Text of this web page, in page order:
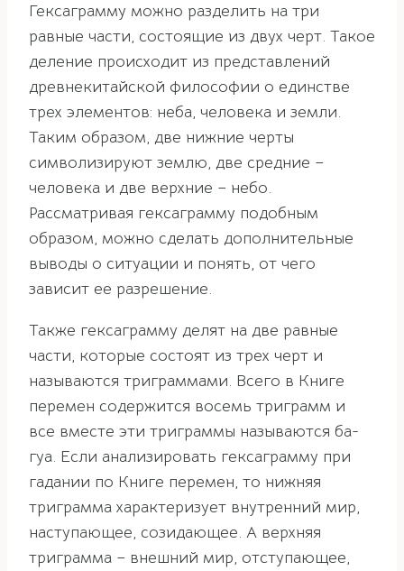
Гексаграмму можно разделить на три
равные части, состоящие из двух черт. Такое
деление происходит из представлений
древнекитайской философии о единстве
трех элементов: неба, человека и земли.
Таким образом, две нижние черты
символизируют землю, две средние –
человека и две верхние – небо.
Рассматривая гексаграмму подобным
образом, можно сделать дополнительные
выводы о ситуации и понять, от чего
зависит ее разрешение.
Также гексаграмму делят на две равные
части, которые состоят из трех черт и
называются триграммами. Всего в Книге
перемен содержится восемь триграмм и
все вместе эти триграммы называются ба-
гуа. Если анализировать гексаграмму при
гадании по Книге перемен, то нижняя
триграмма характеризует внутренний мир,
наступающее, созидающее. А верхняя
триграмма – внешний мир, отступающее,